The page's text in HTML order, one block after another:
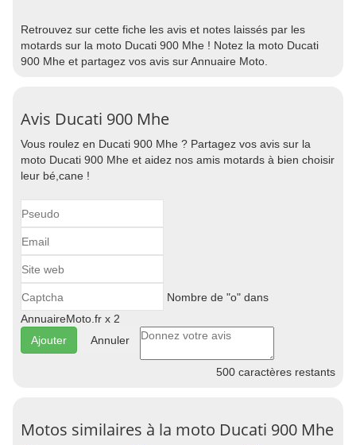
Retrouvez sur cette fiche les avis et notes laissés par les
motards sur la moto Ducati 900 Mhe ! Notez la moto Ducati
900 Mhe et partagez vos avis sur Annuaire Moto.
Avis Ducati 900 Mhe
Vous roulez en Ducati 900 Mhe ? Partagez vos avis sur la
moto Ducati 900 Mhe et aidez nos amis motards à bien choisir
leur bé,cane !
Nombre de "o" dans
AnnuaireMoto.fr x 2
Annuler
500 caractères restants
Motos similaires à la moto Ducati 900 Mhe